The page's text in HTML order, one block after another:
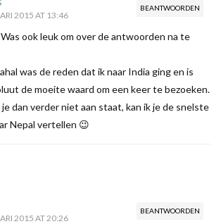
BEANTWOORDEN
2015 AT 13:46
ook leuk om over de antwoorden na te
was de reden dat ik naar India ging en is
de moeite waard om een keer te bezoeken.
dan verder niet aan staat, kan ik je de snelste
Nepal vertellen 😉
BEANTWOORDEN
2015 AT 20:26